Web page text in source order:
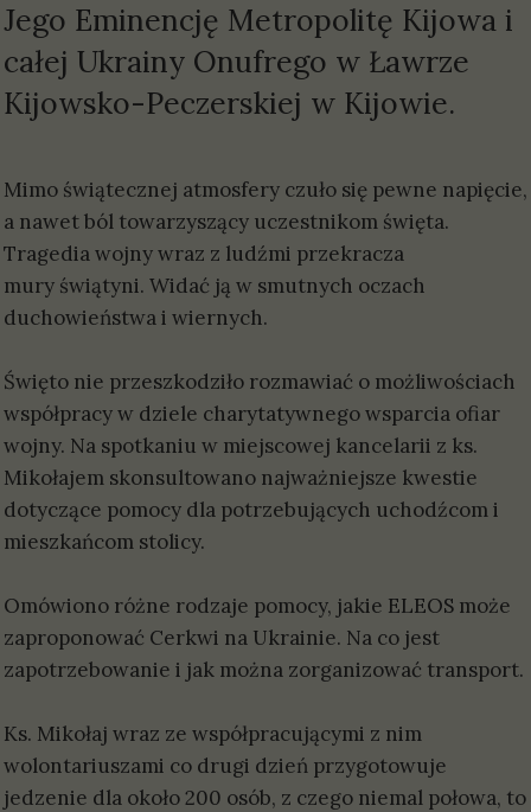
Jego Eminencję Metropolitę Kijowa i
całej Ukrainy Onufrego w Ławrze
Kijowsko-Peczerskiej w Kijowie.
Mimo świątecznej atmosfery czuło się pewne napięcie,
a nawet ból towarzyszący uczestnikom święta.
Tragedia wojny wraz z ludźmi przekracza
mury świątyni. Widać ją w smutnych oczach
duchowieństwa i wiernych.
Święto nie przeszkodziło rozmawiać o możliwościach
współpracy w dziele charytatywnego wsparcia ofiar
wojny. Na spotkaniu w miejscowej kancelarii z ks.
Mikołajem skonsultowano najważniejsze kwestie
dotyczące pomocy dla potrzebujących uchodźcom i
mieszkańcom stolicy.
Omówiono różne rodzaje pomocy, jakie ELEOS może
zaproponować Cerkwi na Ukrainie. Na co jest
zapotrzebowanie i jak można zorganizować transport.
Ks. Mikołaj wraz ze współpracującymi z nim
wolontariuszami co drugi dzień przygotowuje
jedzenie dla około 200 osób, z czego niemal połowa, to